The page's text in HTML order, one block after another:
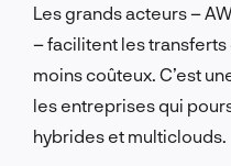
Les grands acteurs –
– facilitent les
moins coûteux. C’est
les entreprises qui
hybrides et multiclouds.